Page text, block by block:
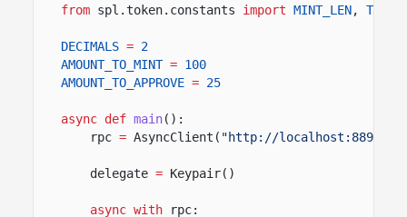
from spl.token.constants import MINT_LEN,
DECIMALS = 2
AMOUNT_TO_MINT = 100
AMOUNT_TO_APPROVE = 25
async def main():
rpc = AsyncClient( "http://localhost:8899"
delegate = Keypair()
async with
rpc: